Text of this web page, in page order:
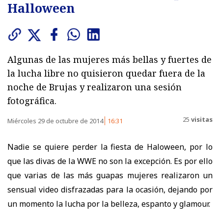
Halloween
Algunas de las mujeres más bellas y fuertes de
la lucha libre no quisieron quedar fuera de la
noche de Brujas y realizaron una sesión
fotográfica.
Miércoles 29 de octubre de 2014 16:31 25 visitas
Nadie se quiere perder la fiesta de Haloween, por lo
que las divas de la WWE no son la excepción. Es por ello
que varias de las más guapas mujeres realizaron un
sensual video disfrazadas para la ocasión, dejando por
un momento la lucha por la belleza, espanto y glamour.